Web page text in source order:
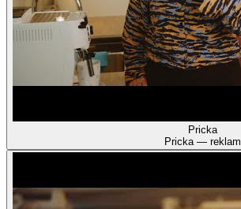
Pricka
Pricka — reklam